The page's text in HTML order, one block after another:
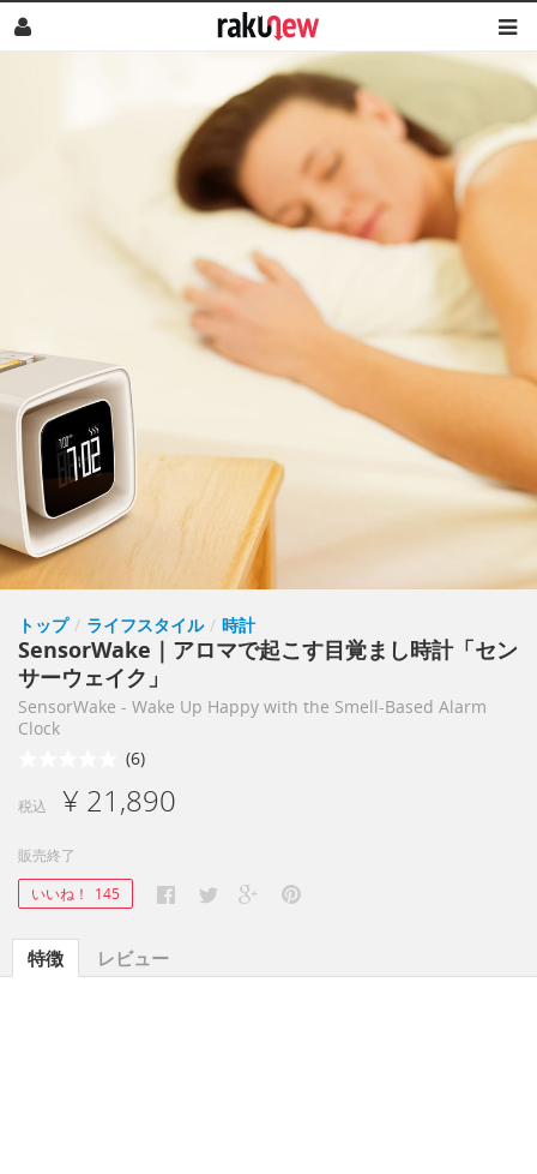
トップ / ライフスタイル / 時計
SensorWake｜アロマで起こす目覚まし時計「セン
サーウェイク」
SensorWake - Wake Up Happy with the Smell-Based Alarm
Clock
(6)
税込 ¥ 21,890
販売終了
いいね！
145
特徴 レビュー